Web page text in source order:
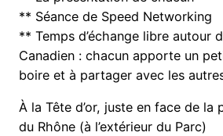
** Séance de Speed Networking
** Temps d’échange libre autour
Canadien : chacun apporte un
boire et à partager avec les
À la Tête d’or, juste en face de la
du Rhône (à l’extérieur du Parc)